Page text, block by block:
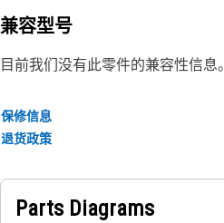
兼容型号
目前我们没有此零件的兼容性信息。
保修信息
退货政策
Parts Diagrams